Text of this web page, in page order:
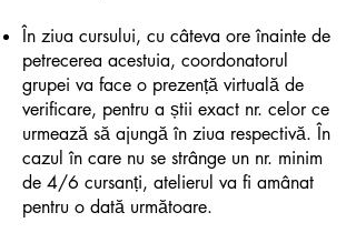
În ziua cursului, cu câteva ore înainte de
petrecerea acestuia, coordonatorul
grupei va face o prezență virtuală de
verificare, pentru a știi exact nr. celor ce
urmează să ajungă în ziua respectivă. În
cazul în care nu se strânge un nr. minim
de 4/6 cursanți, atelierul va fi amânat
pentru o dată următoare.